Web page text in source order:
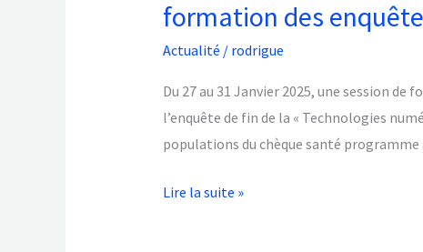
formation des
Actualité / rodrigue
Du 27 au 31 Janvier 2025, une session de
l’enquête de fin de la « Technologies
populations du chèque santé programme
formation
enquêteurs
du
projet
OpenIMIS
Lire la suite »